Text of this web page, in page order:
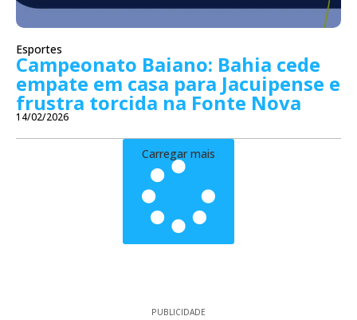
Esportes
Campeonato Baiano: Bahia cede
empate em casa para Jacuipense e
frustra torcida na Fonte Nova
14/02/2026
Carregar mais
PUBLICIDADE